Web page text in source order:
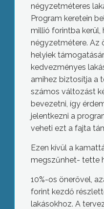
négyzetméteres
Program keretein
millió forintba kerül,
négyzetmétere. Az
helyiek
kedvezményes
amihez biztosítja a
számos változást
bevezetni, így
jelentkezni a
veheti ezt a fajta
Ezen kívül a
megszűnhet- tette
10%-os önerővel,
forint kezdő
lakásokhoz. A